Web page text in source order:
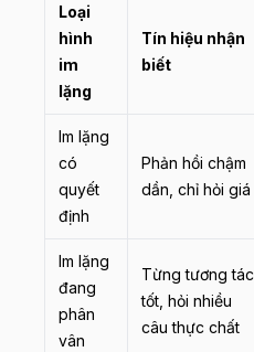
Loại
hình
im
lặng
Tín hiệu nhận
biết
Im lặng
có
quyết
định
Phản hồi chậm
dần, chỉ hỏi giá
Im lặng
đang
phân
vân
Từng tương tác
tốt, hỏi nhiều
câu thực chất